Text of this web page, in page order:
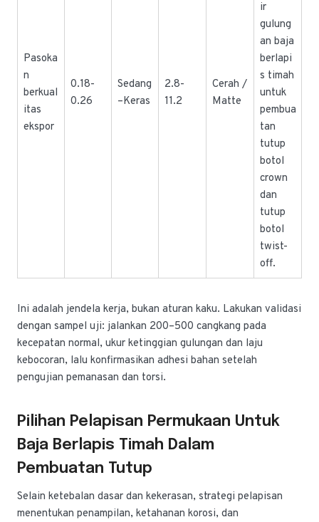
Pasoka
n
berkual
itas
ekspor
0.18-
0.26
Sedang
–Keras
2.8-
11.2
Cerah /
Matte
ir
gulung
an baja
berlapi
s timah
untuk
pembua
tan
tutup
botol
crown
dan
tutup
botol
twist-
off.
Ini adalah jendela kerja, bukan aturan kaku. Lakukan validasi
dengan sampel uji: jalankan 200–500 cangkang pada
kecepatan normal, ukur ketinggian gulungan dan laju
kebocoran, lalu konfirmasikan adhesi bahan setelah
pengujian pemanasan dan torsi.
Pilihan Pelapisan Permukaan Untuk
Baja Berlapis Timah Dalam
Pembuatan Tutup
Selain ketebalan dasar dan kekerasan, strategi pelapisan
menentukan penampilan, ketahanan korosi, dan